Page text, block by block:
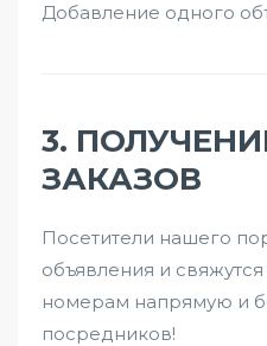
Добавление одного
3.
ЗАКАЗОВ
Посетители нашего
объявления и
номерам напрямую и
посредников!